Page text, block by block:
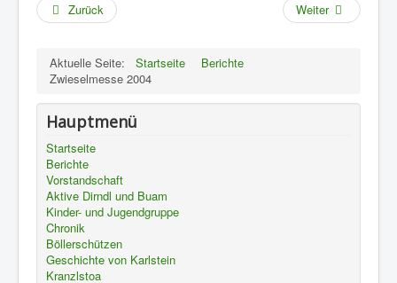
Zurück Weiter
Aktuelle Seite: Startseite
Berichte
Zwieselmesse 2004
Hauptmenü
Startseite
Berichte
Vorstandschaft
Aktive Dirndl und Buam
Kinder- und Jugendgruppe
Chronik
Böllerschützen
Geschichte von Karlstein
Kranzlstoa